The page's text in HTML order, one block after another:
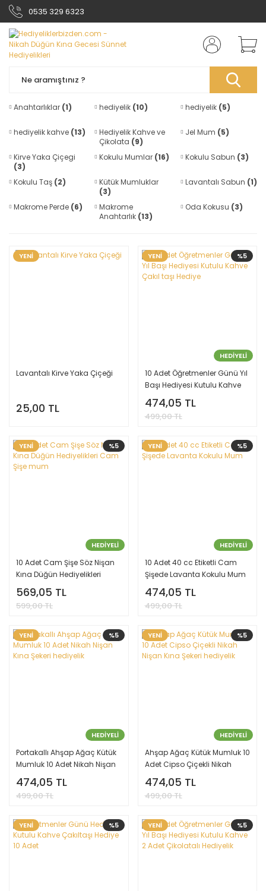
0535 329 6323
Anahtarlıklar (1) hediyelik (10) hediyelik (5)
hediyelik kahve (13)
Hediyelik Kahve ve
Çikolata (9)
Jel Mum (5)
Kirve Yaka Çiçegi
(3)
Kokulu Mumlar (16) Kokulu Sabun (3)
Kokulu Taş (2)
Kütük Mumluklar
(3)
Lavantalı Sabun (1)
Makrome Perde (6)
Makrome
Anahtarlık (13)
Oda Kokusu (3)
YENİ
Lavantalı Kirve Yaka Çiçeği
25,00 TL
%5
YENİ
HEDİYELİ
10 Adet Öğretmenler Günü Yıl
Başı Hediyesi Kutulu Kahve
Çakıl taşı Hediye
474,05 TL
499,00 TL
%5
YENİ
HEDİYELİ
10 Adet Cam Şişe Söz Nişan
Kına Düğün Hediyelikleri
Cam Şişe mum
569,05 TL
599,00 TL
%5
YENİ
HEDİYELİ
10 Adet 40 cc Etiketli Cam
Şişede Lavanta Kokulu Mum
474,05 TL
499,00 TL
%5
YENİ
HEDİYELİ
Portakallı Ahşap Ağaç Kütük
Mumluk 10 Adet Nikah Nişan
Kına Şekeri hediyelik
474,05 TL
499,00 TL
%5
YENİ
HEDİYELİ
Ahşap Ağaç Kütük Mumluk 10
Adet Cipso Çiçekli Nikah
Nişan Kına Şekeri hediyelik
474,05 TL
499,00 TL
%5
YENİ %5
YENİ